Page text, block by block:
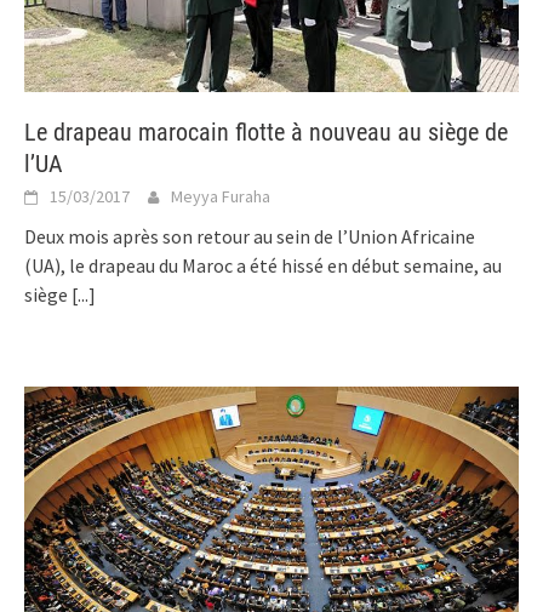
Le drapeau marocain flotte à nouveau au siège de
l’UA
15/03/2017 Meyya Furaha
Deux mois après son retour au sein de l’Union Africaine
(UA), le drapeau du Maroc a été hissé en début semaine, au
siège [...]